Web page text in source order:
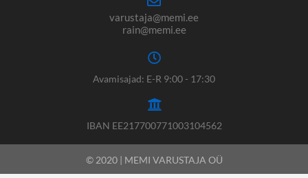
varustaja@memi.ee
rain@memi.ee
Avamisajad: E-R 9:00 - 17:30
IBAN EE217700771003104562
© 2020 | MEMI VARUSTAJA OÜ